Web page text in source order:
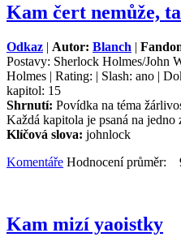
Kam čert nemůže,
Odkaz | Autor: Blanch |
Postavy: Sherlock Holmes/John
Holmes | Rating: | Slash: ano |
kapitol: 15
Shrnutí: Povídka na téma
Každá kapitola je psaná na
Klíčová slova: johnlock
Komentáře Hodnocení
Kam mizí yaoistky